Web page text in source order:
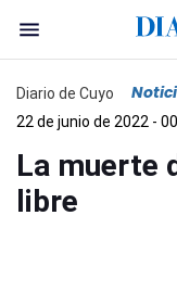
Diario de Cuyo
22 de junio de 2022 -
La muerte
libre